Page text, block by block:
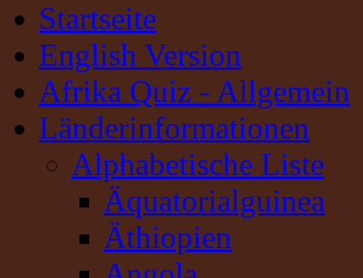
Startseite
English Version
Afrika Quiz - Allgemein
Länderinformationen
Alphabetische Liste
Äquatorialguinea
Äthiopien